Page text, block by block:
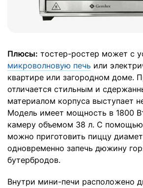
Плюсы: тостер-ростер может с
микроволновую печь или
квартире или загородном доме.
отличается стильным и
материалом корпуса выступает
Модель имеет мощность в 1800
камеру объемом 38 л. С помощью
можно приготовить пиццу
одновременно запечь дюжину
бутербродов.
Внутри мини-печи расположено